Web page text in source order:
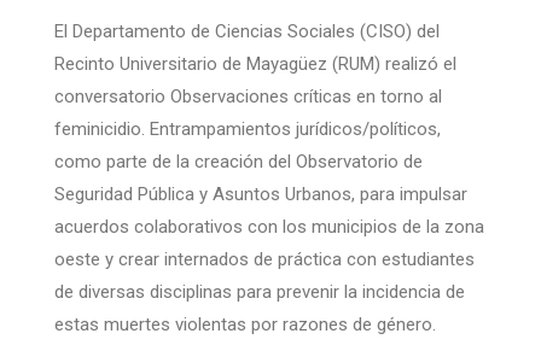
El Departamento de Ciencias Sociales (CISO) del
Recinto Universitario de Mayagüez (RUM) realizó el
conversatorio Observaciones críticas en torno al
feminicidio. Entrampamientos jurídicos/políticos,
como parte de la creación del Observatorio de
Seguridad Pública y Asuntos Urbanos, para impulsar
acuerdos colaborativos con los municipios de la zona
oeste y crear internados de práctica con estudiantes
de diversas disciplinas para prevenir la incidencia de
estas muertes violentas por razones de género.